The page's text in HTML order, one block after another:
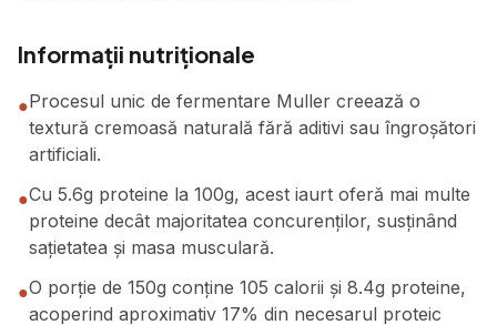
Informații nutriționale
●Procesul unic de fermentare Muller creează o
textură cremoasă naturală fără aditivi sau îngroșători
artificiali.
●Cu 5.6g proteine la 100g, acest iaurt oferă mai multe
proteine decât majoritatea concurenților, susținând
sațietatea și masa musculară.
●O porție de 150g conține 105 calorii și 8.4g proteine,
acoperind aproximativ 17% din necesarul proteic